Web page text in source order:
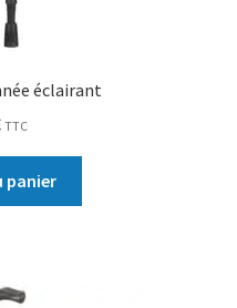
éclairant
TTC
panier